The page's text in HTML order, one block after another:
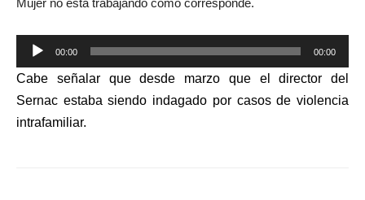
Mujer no está trabajando como corresponde.
Reproductor
de
audio
00:00 00:00
Cabe señalar que desde marzo que el director del
Sernac estaba siendo indagado por casos de violencia
intrafamiliar.